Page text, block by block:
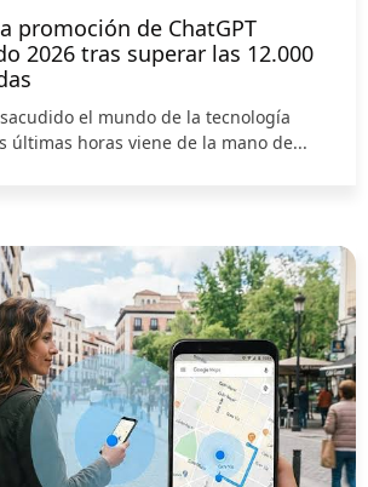
promoción de ChatGPT
2026 tras superar las 12.000
el mundo de la tecnología
últimas horas viene de la mano de...